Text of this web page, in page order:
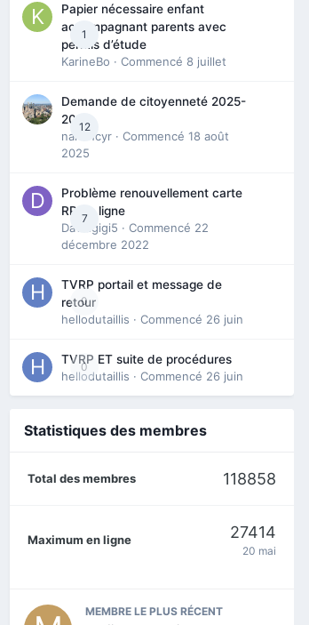
1
Papier nécessaire enfant
accompagnant parents avec
permis d’étude
KarineBo · Commencé 8 juillet
12
Demande de citoyenneté 2025-
2026
nanancyr · Commencé 18 août
2025
7
Problème renouvellement carte
RP en ligne
Davidgigi5 · Commencé 22
décembre 2022
0
TVRP portail et message de
retour
hellodutaillis · Commencé 26 juin
0
TVRP ET suite de procédures
hellodutaillis · Commencé 26 juin
Statistiques des membres
Total des membres 118858
Maximum en ligne 27414
20 mai
MEMBRE LE PLUS RÉCENT